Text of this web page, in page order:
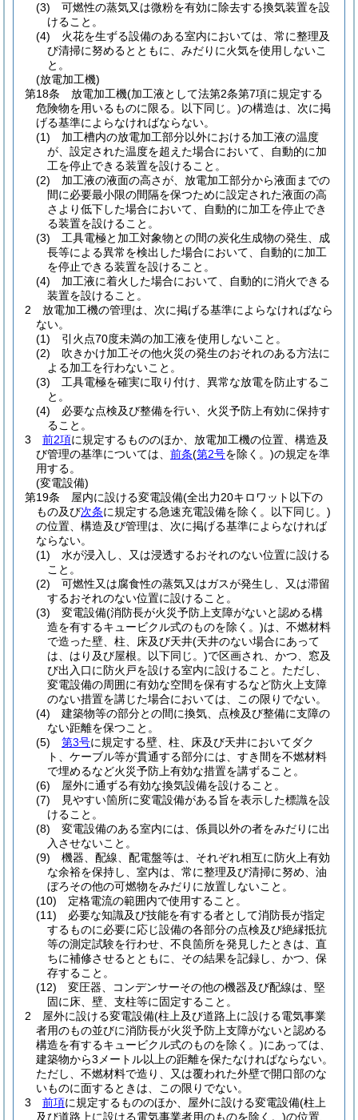
(3)
可燃性の蒸気又は微粉を有効に除去する換気装置を設
けること。
(4)
火花を生ずる設備のある室内においては、常に整理及
び清掃に努めるとともに、みだりに火気を使用しないこ
と。
(放電加工機)
第18条
放電加工機(加工液として法第2条第7項に規定する
危険物を用いるものに限る。以下同じ。)の構造は、次に掲
げる基準によらなければならない。
(1)
加工槽内の放電加工部分以外における加工液の温度
が、設定された温度を超えた場合において、自動的に加
工を停止できる装置を設けること。
(2)
加工液の液面の高さが、放電加工部分から液面までの
間に必要最小限の間隔を保つために設定された液面の高
さより低下した場合において、自動的に加工を停止でき
る装置を設けること。
(3)
工具電極と加工対象物との間の炭化生成物の発生、成
長等による異常を検出した場合において、自動的に加工
を停止できる装置を設けること。
(4)
加工液に着火した場合において、自動的に消火できる
装置を設けること。
2
放電加工機の管理は、次に掲げる基準によらなければなら
ない。
(1)
引火点70度未満の加工液を使用しないこと。
(2)
吹きかけ加工その他火災の発生のおそれのある方法に
よる加工を行わないこと。
(3)
工具電極を確実に取り付け、異常な放電を防止するこ
と。
(4)
必要な点検及び整備を行い、火災予防上有効に保持す
ること。
3
前2項に規定するもののほか、放電加工機の位置、構造及
び管理の基準については、 前条(第2号を除く。)の規定を準
用する。
(変電設備)
第19条
屋内に設ける変電設備(全出力20キロワット以下の
もの及び次条に規定する急速充電設備を除く。以下同じ。)
の位置、構造及び管理は、次に掲げる基準によらなければ
ならない。
(1)
水が浸入し、又は浸透するおそれのない位置に設ける
こと。
(2)
可燃性又は腐食性の蒸気又はガスが発生し、又は滞留
するおそれのない位置に設けること。
(3)
変電設備(消防長が火災予防上支障がないと認める構
造を有するキュービクル式のものを除く。)は、不燃材料
で造った壁、柱、床及び天井(天井のない場合にあって
は、はり及び屋根。以下同じ。)で区画され、かつ、窓及
び出入口に防火戸を設ける室内に設けること。 ただし、
変電設備の周囲に有効な空間を保有するなど防火上支障
のない措置を講じた場合においては、この限りでない。
(4)
建築物等の部分との間に換気、点検及び整備に支障の
ない距離を保つこと。
(5)
第3号に規定する壁、柱、床及び天井においてダク
ト、ケーブル等が貫通する部分には、すき間を不燃材料
で埋めるなど火災予防上有効な措置を講ずること。
(6)
屋外に通ずる有効な換気設備を設けること。
(7)
見やすい箇所に変電設備がある旨を表示した標識を設
けること。
(8)
変電設備のある室内には、係員以外の者をみだりに出
入させないこと。
(9)
機器、配線、配電盤等は、それぞれ相互に防火上有効
な余裕を保持し、室内は、常に整理及び清掃に努め、油
ぼろその他の可燃物をみだりに放置しないこと。
(10)
定格電流の範囲内で使用すること。
(11)
必要な知識及び技能を有する者として消防長が指定
するものに必要に応じ設備の各部分の点検及び絶縁抵抗
等の測定試験を行わせ、不良箇所を発見したときは、直
ちに補修させるとともに、その結果を記録し、かつ、保
存すること。
(12)
変圧器、コンデンサーその他の機器及び配線は、堅
固に床、壁、支柱等に固定すること。
2
屋外に設ける変電設備(柱上及び道路上に設ける電気事業
者用のもの並びに消防長が火災予防上支障がないと認める
構造を有するキュービクル式のものを除く。)にあっては、
建築物から3メートル以上の距離を保たなければならない。
ただし、不燃材料で造り、又は覆われた外壁で開口部のな
いものに面するときは、この限りでない。
3
前項に規定するもののほか、屋外に設ける変電設備(柱上
及び道路上に設ける電気事業者用のものを除く。)の位置、